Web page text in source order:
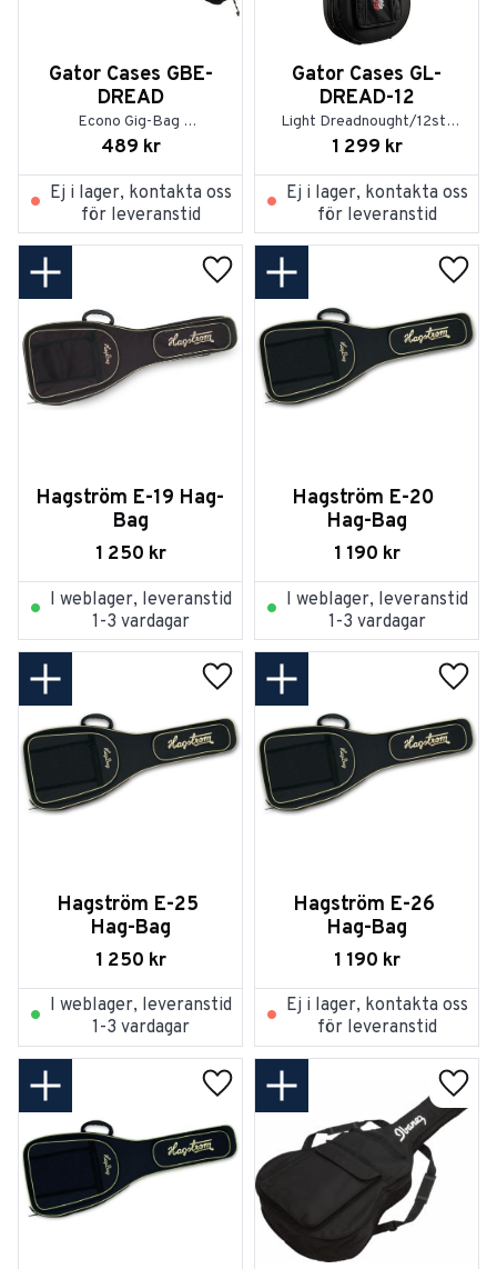
Gator Cases GBE-
DREAD
Econo Gig-Bag
dreadnought
489 kr
Ej i lager, kontakta oss
för leveranstid
Gator Cases GL-
DREAD-12
Light Dreadnought/12str
Case
1 299 kr
Ej i lager, kontakta oss
för leveranstid
Hagström E-19 Hag-
Bag
1 250 kr
Lägg till i favoriter
I weblager, leveranstid
1-3 vardagar
Hagström E-20
Hag-Bag
1 190 kr
I weblager, leveranstid
1-3 vardagar
Hagström E-25
Hag-Bag
1 250 kr
Lägg till i favoriter
I weblager, leveranstid
1-3 vardagar
Hagström E-26
Hag-Bag
1 190 kr
Ej i lager, kontakta oss
för leveranstid
Lägg till i favoriter